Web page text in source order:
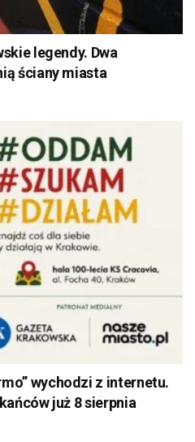
legendy. Dwa
ściany miasta
wychodzi z internetu.
już 8 sierpnia